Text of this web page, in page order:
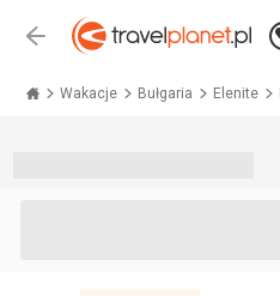
Wstecz
Wakacje Bułgaria Elenite